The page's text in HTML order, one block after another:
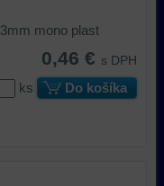
mono plast
0,46 € s DPH
ks Do košíka